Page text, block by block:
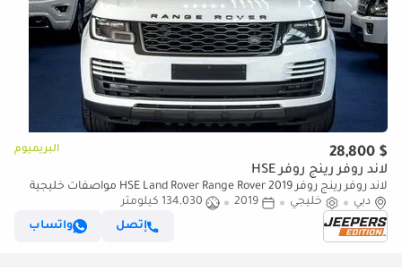
$ 28,800 البريميوم
لاند روفر رينج روفر HSE
لاند روفر رينج روفر HSE Land Rover Range Rover 2019 مواصفات خليجية
دبي
خليجي 2019
134,030 كيلومتر
إتصل
واتساب